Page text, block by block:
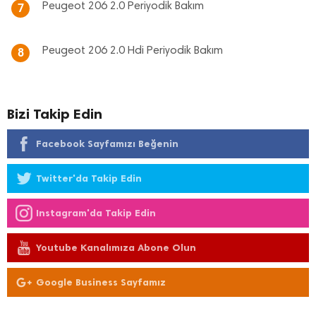
7 Peugeot 206 2.0 Periyodik Bakım
8 Peugeot 206 2.0 Hdi Periyodik Bakım
Bizi Takip Edin
Facebook Sayfamızı Beğenin
Twitter'da Takip Edin
Instagram'da Takip Edin
Youtube Kanalımıza Abone Olun
Google Business Sayfamız